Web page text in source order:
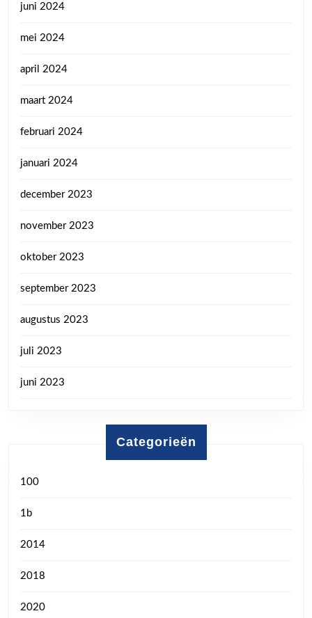
juni 2024
mei 2024
april 2024
maart 2024
februari 2024
januari 2024
december 2023
november 2023
oktober 2023
september 2023
augustus 2023
juli 2023
juni 2023
Categorieën
100
1b
2014
2018
2020